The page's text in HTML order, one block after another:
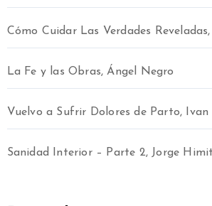
Cómo Cuidar Las Verdades
La Fe y las Obras, Ángel Negro
Vuelvo a Sufrir Dolores de Parto, Ivan
Sanidad Interior – Parte 2, Jorge